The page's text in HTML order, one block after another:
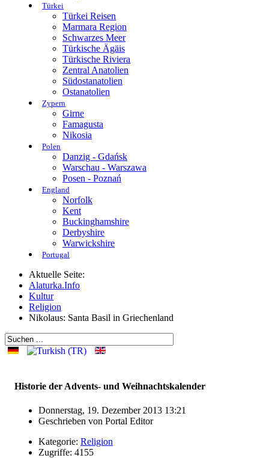
Türkei
Türkei Reisen
Marmara Region
Schwarzes Meer
Türkische Ägäis
Türkische Riviera
Zentral Anatolien
Südostanatolien
Ostanatolien
Zypern
Girne
Famagusta
Nikosia
Polen
Danzig - Gdańsk
Warschau - Warszawa
Posen - Poznań
England
Norfolk
Kent
Buckinghamshire
Derbyshire
Warwickshire
Portugal
Aktuelle Seite:
Alaturka.Info
Kultur
Religion
Nikolaus: Santa Basil in Griechenland
Historie der Advents- und Weihnachtskalender
Donnerstag, 19. Dezember 2013 13:21
Geschrieben von Portal Editor
Kategorie: Religion
Zugriffe: 4155